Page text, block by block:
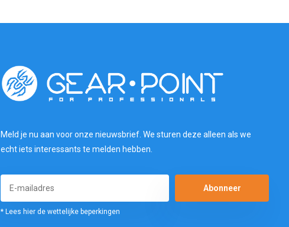
Meld je nu aan voor onze nieuwsbrief. We sturen deze alleen als we
echt iets interessants te melden hebben.
Abonneer
* Lees hier de wettelijke beperkingen